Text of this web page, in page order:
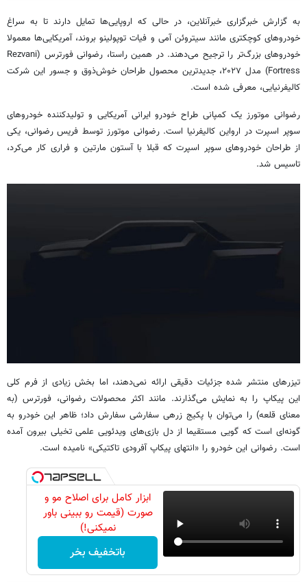
به گزارش خبرگزاری خبرآنلاین، در حالی که اروپایی‌ها تمایل دارند تا به سراغ
خودروهای کوچکتری مانند سیتروئن آمی و فیات توپولینو بروند، آمریکایی‌ها معمولا
خودروهای بزرگ‌تر را ترجیح می‌دهند. در همین راستا، رضوانی فورترس (Rezvani
Fortress) مدل ۲۰۲۷، جدیدترین محصول طراحان خوش‌ذوق و جسور این شرکت
کالیفرنیایی، معرفی شده است.
رضوانی موتورز یک کمپانی طراح خودرو ایرانی آمریکایی و تولیدکننده خودروهای
سوپر اسپرت در ارواین کالیفرنیا است. رضوانی موتورز توسط فریس رضوانی، یکی
از طراحان خودروهای سوپر اسپرت که قبلا با آستون مارتین و فراری کار می‌کرد،
تاسیس شد.
تیزرهای منتشر شده جزئیات دقیقی ارائه نمی‌دهند، اما بخش زیادی از فرم کلی
این پیکاپ را به نمایش می‌گذارند. مانند اکثر محصولات رضوانی، فورترس (به
معنای قلعه) را می‌توان با پکیج زرهی سفارشی سفارش داد؛ ظاهر این خودرو به
گونه‌ای است که گویی مستقیما از دل بازی‌های ویدئویی علمی تخیلی بیرون آمده
است. رضوانی این خودرو را «انتهای پیکاپ آفرودی تاکتیکی» نامیده است.
ابزار کامل برای اصلاح مو و
صورت (قیمت رو ببینی باور
نمیکنی!)
باتخفیف بخر